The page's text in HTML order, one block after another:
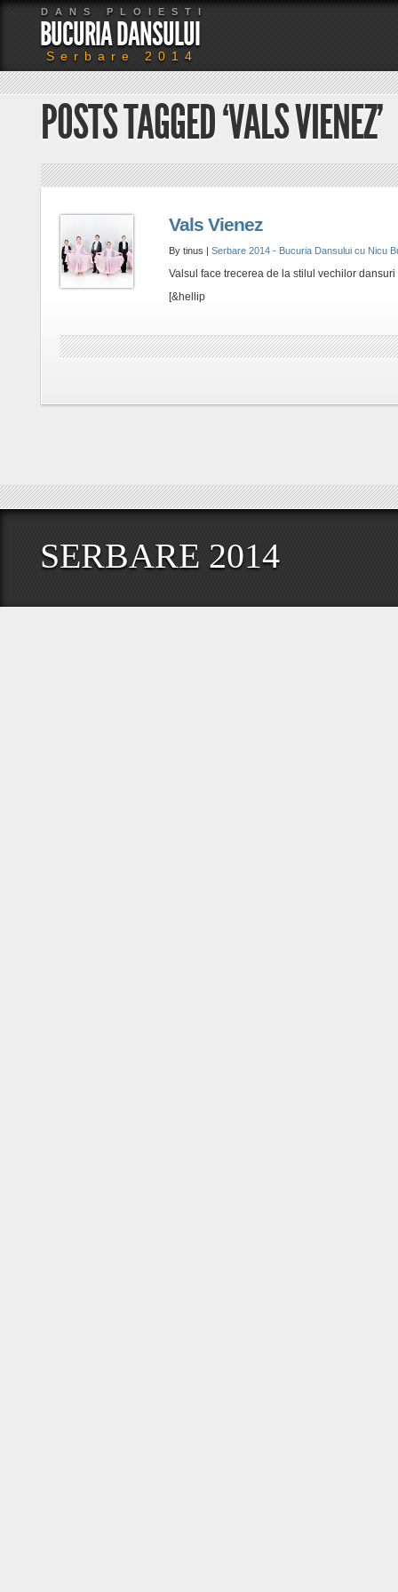
DANS PLOIESTI
BUCURIA DANSULUI
Serbare 2014
POSTS TAGGED ‘VALS VIENEZ’
Vals Vienez
By tinus | Serbare 2014 - Bucuria Dansului cu Nicu
Valsul face trecerea de la stilul vechilor
[&hellip
SERBARE 2014